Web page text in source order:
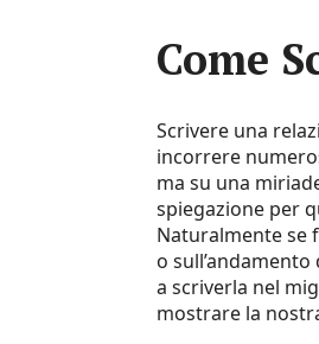
Come
Scrivere una
incorrere
ma su una
spiegazione per
Naturalmente se
o
a scriverla nel
mostrare la